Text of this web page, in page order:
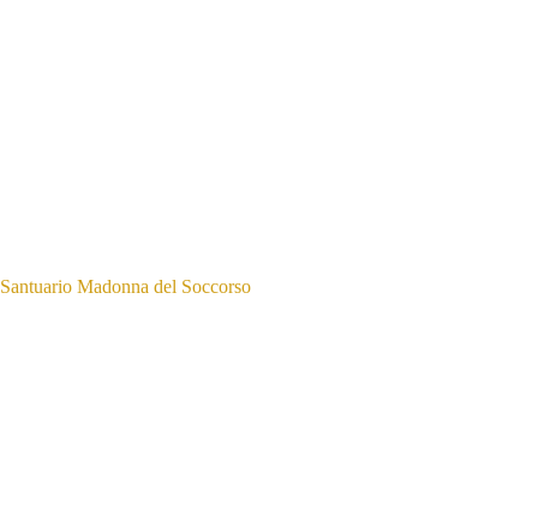
Santuario Madonna del Soccorso